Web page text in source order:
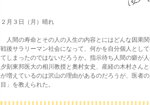
２月３日（月）晴れ
人間の寿命とその人の人生の内容とにはどんな因果
戦後サラリーマン社会になって、何かを自分個人とし
てしまったのではないだろうか。指示待ち人間の癖が
夕刻東邦医大の相川教授と奧村女史、産経の木村さん
が増えているのは沢山の理由があるのだろうが、医者
目」を教えられた。